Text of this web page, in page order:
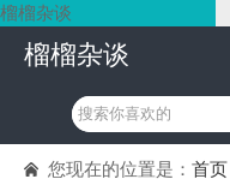
榴榴杂谈
榴榴杂谈
您现在的位置是： 首页